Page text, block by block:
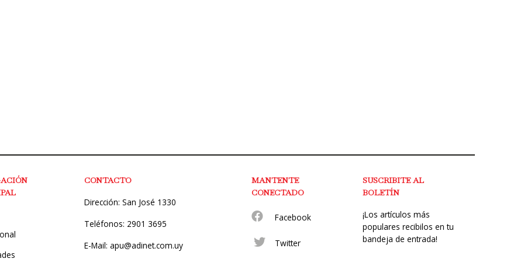
CONTACTO
Dirección: San José 1330
Teléfonos: 2901 3695
E-Mail: apu@adinet.com.uy
MANTENTE
CONECTADO
Facebook
Twitter
SUSCRIBITE AL
BOLETÍN
¡Los artículos más
populares recibilos en tu
bandeja de entrada!